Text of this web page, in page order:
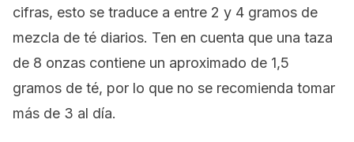
cifras, esto se traduce a entre 2 y 4 gramos de
mezcla de té diarios. Ten en cuenta que una taza
de 8 onzas contiene un aproximado de 1,5
gramos de té, por lo que no se recomienda tomar
más de 3 al día.